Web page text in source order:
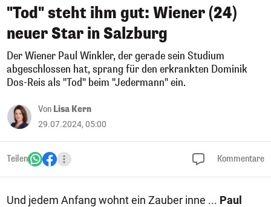
"Tod" steht ihm gut: Wiener (24)
neuer Star in Salzburg
Der Wiener Paul Winkler, der gerade sein Studium
abgeschlossen hat, sprang für den erkrankten Dominik
Dos-Reis als "Tod" beim "Jedermann" ein.
Von Lisa Kern
29.07.2024, 05:00
Teilen Kommentare
Und jedem Anfang wohnt ein Zauber inne ... Paul